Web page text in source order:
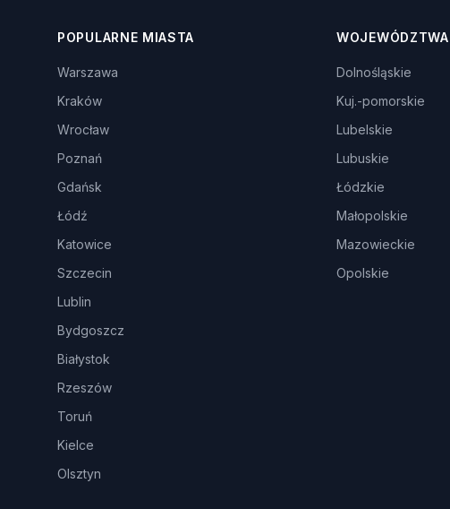
POPULARNE MIASTA
Warszawa
Kraków
Wrocław
Poznań
Gdańsk
Łódź
Katowice
Szczecin
Lublin
Bydgoszcz
Białystok
Rzeszów
Toruń
Kielce
Olsztyn
WOJEWÓDZTWA
Dolnośląskie
Kuj.-pomorskie
Lubelskie
Lubuskie
Łódzkie
Małopolskie
Mazowieckie
Opolskie